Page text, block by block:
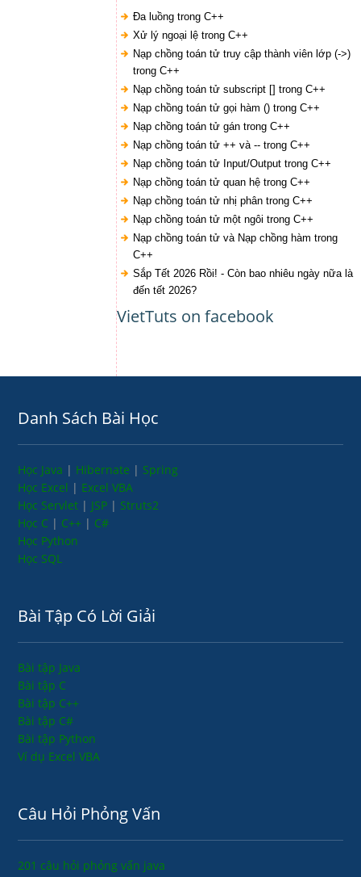
Đa luồng trong C++
Xử lý ngoại lệ trong C++
Nạp chồng toán tử truy cập thành viên lớp (->)
trong C++
Nạp chồng toán tử subscript [] trong C++
Nạp chồng toán tử gọi hàm () trong C++
Nạp chồng toán tử gán trong C++
Nạp chồng toán tử ++ và -- trong C++
Nạp chồng toán tử Input/Output trong C++
Nạp chồng toán tử quan hệ trong C++
Nạp chồng toán tử nhị phân trong C++
Nạp chồng toán tử một ngôi trong C++
Nạp chồng toán tử và Nạp chồng hàm trong
C++
Sắp Tết 2026 Rồi! - Còn bao nhiêu ngày nữa là
đến tết 2026?
VietTuts on facebook
Danh Sách Bài Học
Học Java | Hibernate | Spring
Học Excel | Excel VBA
Học Servlet | JSP | Struts2
Học C | C++ | C#
Học Python
Học SQL
Bài Tập Có Lời Giải
Bài tập Java
Bài tập C
Bài tập C++
Bài tập C#
Bài tập Python
Ví dụ Excel VBA
Câu Hỏi Phỏng Vấn
201 câu hỏi phỏng vấn java